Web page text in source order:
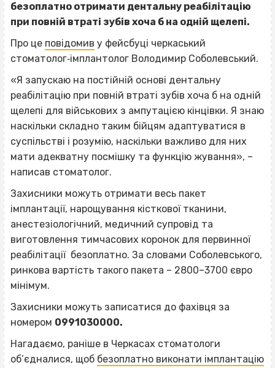
безоплатно отримати дентальну реабілітацію
при повній втраті зубів хоча б на одній щелепі.
Про це повідомив у фейсбуці черкаський
стоматолог‐імплантолог Володимир Соболевський.
«Я запускаю на постійній основі дентальну
реабілітацію при повній втраті зубів хоча б на одній
щелепі для військових з ампутацією кінцівки. Я знаю
наскільки складно таким бійцям адаптуватися в
суспільстві і розумію, наскільки важливо для них
мати адекватну посмішку та функцію жування», –
написав стоматолог.
Захисники можуть отримати весь пакет
імплантації, нарощування кісткової тканини,
анестезіологічний, медичний супровід та
виготовлення тимчасових коронок для первинної
реабілітації безоплатно. За словами Соболевського,
ринкова вартість такого пакета – 2800–3700 євро
мінімум.
Захисники можуть записатися до фахівця за
номером 0991030000.
Нагадаємо, раніше в Черкасах стоматологи
об’єдналися, щоб безоплатно виконати імплантацію